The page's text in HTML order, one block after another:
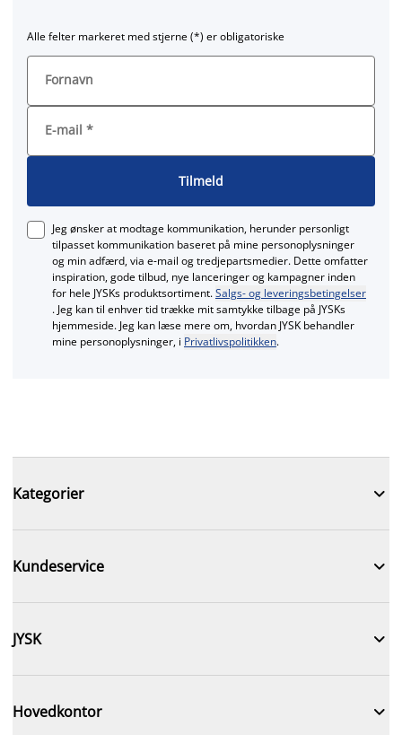
Alle felter markeret med stjerne (*) er obligatoriske
Fornavn
E-mail *
Tilmeld
Jeg ønsker at modtage kommunikation, herunder personligt
tilpasset kommunikation baseret på mine personoplysninger
og min adfærd, via e‑mail og tredjepartsmedier. Dette omfatter
inspiration, gode tilbud, nye lanceringer og kampagner inden
for hele JYSKs produktsortiment.Salgs- og leveringsbetingelser
. Jeg kan til enhver tid trække mit samtykke tilbage på JYSKs
hjemmeside. Jeg kan læse mere om, hvordan JYSK behandler
mine personoplysninger, i Privatlivspolitikken.
Kategorier 
Kundeservice 
JYSK 
Hovedkontor 